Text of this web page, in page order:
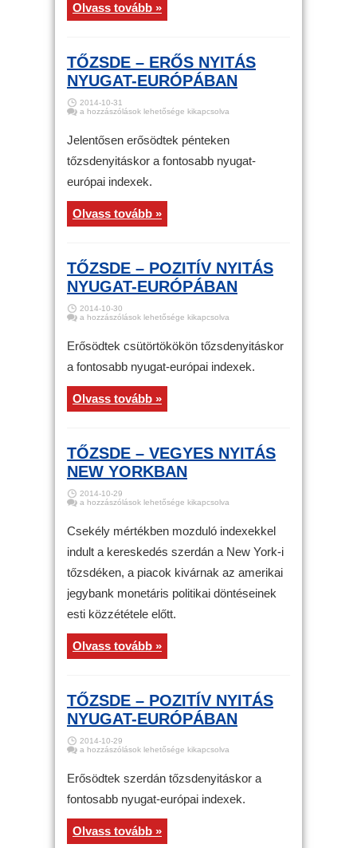
Olvass tovább »
TŐZSDE – ERŐS NYITÁS
NYUGAT-EURÓPÁBAN
2014-10-31
Tőzsde
nyitás
Nyugat-
bejegyzéshez
a hozzászólások lehetősége kikapcsolva
Jelentősen erősödtek pénteken
tőzsdenyitáskor a fontosabb nyugat-
európai indexek.
Olvass tovább »
TŐZSDE – POZITÍV NYITÁS
NYUGAT-EURÓPÁBAN
2014-10-30
Tőzsde
nyitás
Nyugat-
bejegyzéshez
a hozzászólások lehetősége kikapcsolva
Erősödtek csütörtökökön tőzsdenyitáskor
a fontosabb nyugat-európai indexek.
Olvass tovább »
TŐZSDE – VEGYES NYITÁS
NEW YORKBAN
2014-10-29
Tőzsde
nyitás
New
bejegyzéshez
a hozzászólások lehetősége kikapcsolva
Csekély mértékben mozduló indexekkel
indult a kereskedés szerdán a New York-i
tőzsdéken, a piacok kivárnak az amerikai
jegybank monetáris politikai döntéseinek
esti közzététele előtt.
Olvass tovább »
TŐZSDE – POZITÍV NYITÁS
NYUGAT-EURÓPÁBAN
2014-10-29
Tőzsde
nyitás
Nyugat-
bejegyzéshez
a hozzászólások lehetősége kikapcsolva
Erősödtek szerdán tőzsdenyitáskor a
fontosabb nyugat-európai indexek.
Olvass tovább »